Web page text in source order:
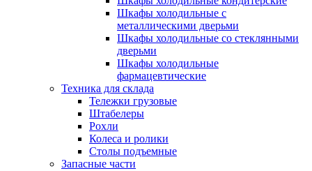
Шкафы холодильные с
металлическими дверьми
Шкафы холодильные со стеклянными
дверьми
Шкафы холодильные
фармацевтические
Техника для склада
Тележки грузовые
Штабелеры
Рохли
Колеса и ролики
Столы подъемные
Запасные части